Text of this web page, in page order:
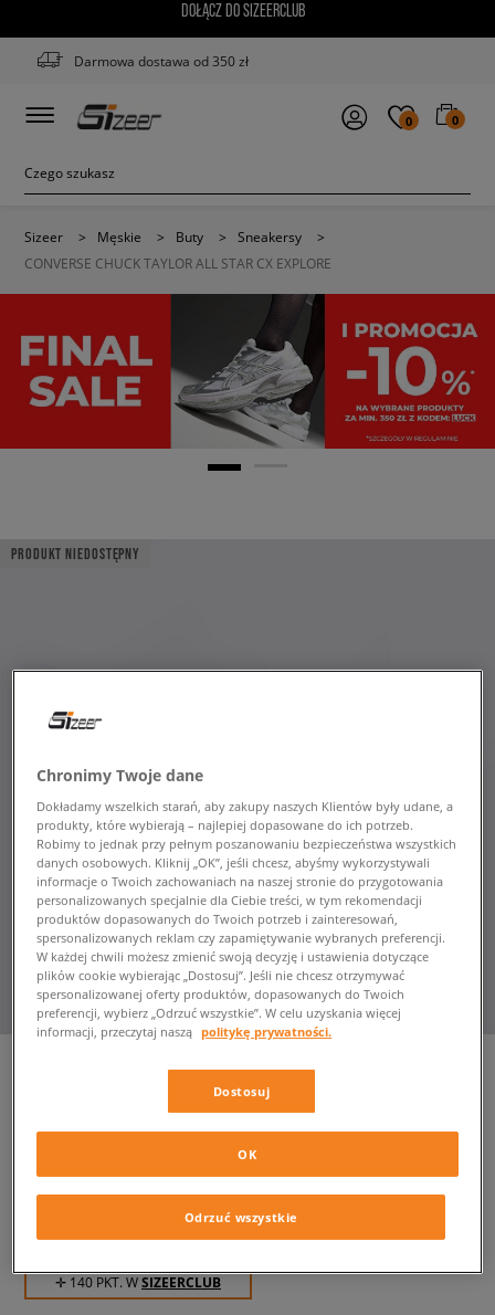
DOŁĄCZ DO SIZEERCLUB
Darmowa dostawa od 350 zł
0 0
Sizeer > Męskie > Buty > Sneakersy
>
CONVERSE CHUCK TAYLOR ALL STAR CX EXPLORE
PRODUKT NIEDOSTĘPNY
CONVERSE CHUCK TAYLOR
ALL STAR CX EXPLORE
139,99 zł z VAT
✛ 140 PKT. WSIZEERCLUB
Chronimy Twoje dane
Dokładamy wszelkich starań, aby zakupy naszych Klientów były udane, a
produkty, które wybierają – najlepiej dopasowane do ich potrzeb.
Robimy to jednak przy pełnym poszanowaniu bezpieczeństwa wszystkich
danych osobowych. Kliknij „OK”, jeśli chcesz, abyśmy wykorzystywali
informacje o Twoich zachowaniach na naszej stronie do przygotowania
personalizowanych specjalnie dla Ciebie treści, w tym rekomendacji
produktów dopasowanych do Twoich potrzeb i zainteresowań,
spersonalizowanych reklam czy zapamiętywanie wybranych preferencji.
W każdej chwili możesz zmienić swoją decyzję i ustawienia dotyczące
plików cookie wybierając „Dostosuj”. Jeśli nie chcesz otrzymywać
spersonalizowanej oferty produktów, dopasowanych do Twoich
preferencji, wybierz „Odrzuć wszystkie”. W celu uzyskania więcej
informacji, przeczytaj naszą politykę prywatności.
Dostosuj
Odrzuć wszystkie
OK